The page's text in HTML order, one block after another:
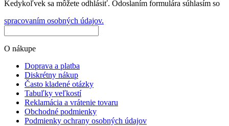
Kedykoľvek sa môžete odhlásiť. Odoslaním formulára súhlasím so
spracovaním osobných údajov.
O nákupe
Doprava a platba
Diskrétny nákup
Často kladené otázky
Tabuľky veľkostí
Reklamácia a vrátenie tovaru
Obchodné podmienky
Podmienky ochrany osobných údajov